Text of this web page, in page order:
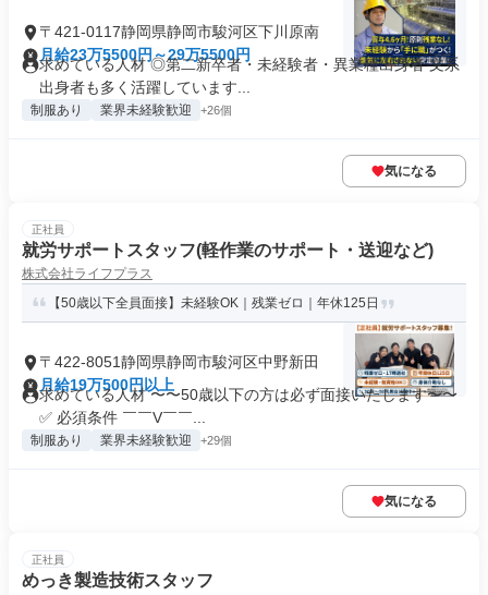
〒421-0117静岡県静岡市駿河区下川原南
月給23万5500円～29万5500円
求めている人材 ◎第二新卒者・未経験者・異業種出身者 文系
出身者も多く活躍しています...
制服あり 業界未経験歓迎 +26個
気になる
正社員
就労サポートスタッフ(軽作業のサポート・送迎など)
株式会社ライフプラス
【50歳以下全員面接】未経験OK｜残業ゼロ｜年休125日
〒422-8051静岡県静岡市駿河区中野新田
月給19万500円以上
求めている人材 〜〜50歳以下の方は必ず面接いたします〜〜
✅ 必須条件 ￣￣V￣￣...
制服あり 業界未経験歓迎 +29個
気になる
正社員
めっき製造技術スタッフ